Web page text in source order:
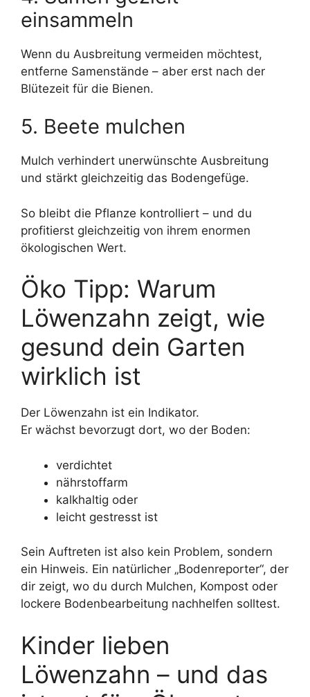
einsammeln
Wenn du Ausbreitung vermeiden möchtest,
entferne Samenstände – aber erst nach der
Blütezeit für die Bienen.
5. Beete mulchen
Mulch verhindert unerwünschte Ausbreitung
und stärkt gleichzeitig das Bodengefüge.
So bleibt die Pflanze kontrolliert – und du
profitierst gleichzeitig von ihrem enormen
ökologischen Wert.
Öko Tipp: Warum
Löwenzahn zeigt, wie
gesund dein Garten
wirklich ist
Der Löwenzahn ist ein Indikator.
Er wächst bevorzugt dort, wo der Boden:
verdichtet
nährstoffarm
kalkhaltig oder
leicht gestresst ist
Sein Auftreten ist also kein Problem, sondern
ein Hinweis. Ein natürlicher „Bodenreporter“, der
dir zeigt, wo du durch Mulchen, Kompost oder
lockere Bodenbearbeitung nachhelfen solltest.
Kinder lieben
Löwenzahn – und das